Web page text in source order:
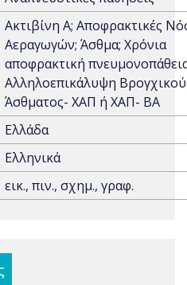
Ακτιβίνη Α; Αποφρακτικές
Αεραγωγών; Άσθμα; Χρόνια
αποφρακτική
Αλληλοεπικάλυψη Βρογχικού
Άσθματος- ΧΑΠ ή ΧΑΠ- ΒΑ
Ελλάδα
Ελληνικά
εικ., πιν., σχημ., γραφ.